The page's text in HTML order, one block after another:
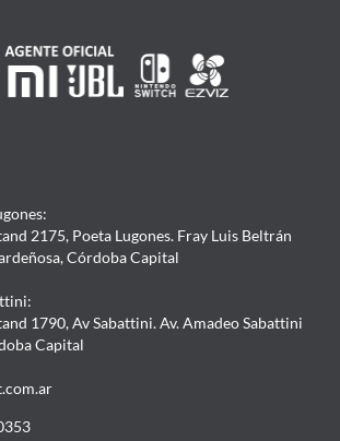
2175, Poeta Lugones. Fray Luis Beltrán
Córdoba Capital
1790, Av Sabattini. Av. Amadeo Sabattini
Capital